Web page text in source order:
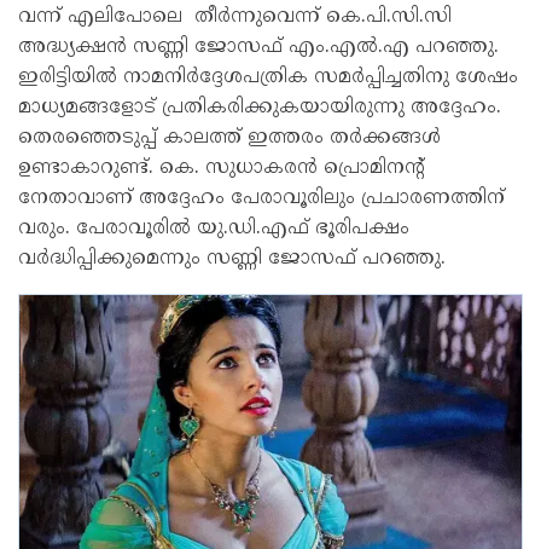
വന്ന് എലിപോലെ തീർന്നുവെന്ന് കെ.പി.സി.സി
അദ്ധ്യക്ഷൻ സണ്ണി ജോസഫ് എം.എൽ.എ പറഞ്ഞു.
ഇരിട്ടിയിൽ നാമനിർദ്ദേശപത്രിക സമർപ്പിച്ചതിനു ശേഷം
മാധ്യമങ്ങളോട് പ്രതികരിക്കുകയായിരുന്നു അദ്ദേഹം.
തെരഞ്ഞെടുപ്പ് കാലത്ത് ഇത്തരം തർക്കങ്ങൾ
ഉണ്ടാകാറുണ്ട്. കെ. സുധാകരൻ പ്രൊമിനൻ്റ്
നേതാവാണ് അദ്ദേഹം പേരാവൂരിലും പ്രചാരണത്തിന്
വരും. പേരാവൂരിൽ യു.ഡി.എഫ് ഭൂരിപക്ഷം
വർദ്ധിപ്പിക്കുമെന്നും സണ്ണി ജോസഫ് പറഞ്ഞു.